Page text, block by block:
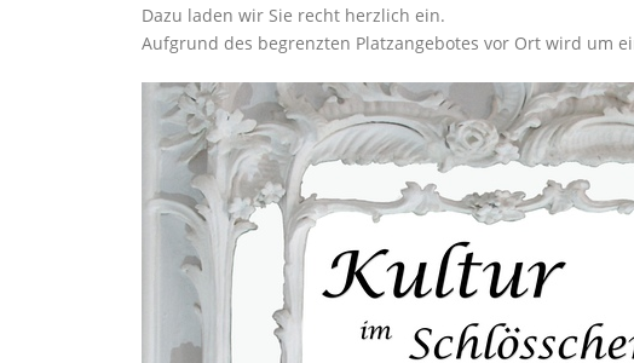
Dazu laden wir Sie recht herzlich ein.
Aufgrund des begrenzten Platzangebotes vor Ort wird um